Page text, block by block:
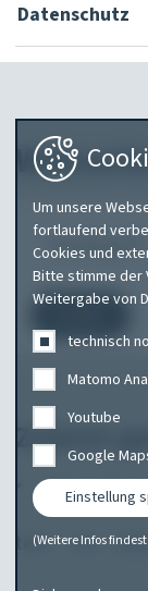
Datenschutz
Was
suchen
Sie?
Zuletzt
abt am
test
vw
Um unsere
fortlaufend
Cookies und
Bitte stimme der
Weitergabe von
technisch
Matomo
Youtube
Google
Einstellung
(Weitere Infos